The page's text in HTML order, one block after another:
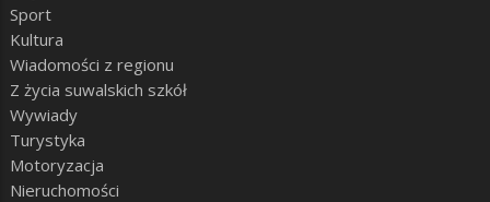
Sport
Kultura
Wiadomości z regionu
Z życia suwalskich szkół
Wywiady
Turystyka
Motoryzacja
Nieruchomości